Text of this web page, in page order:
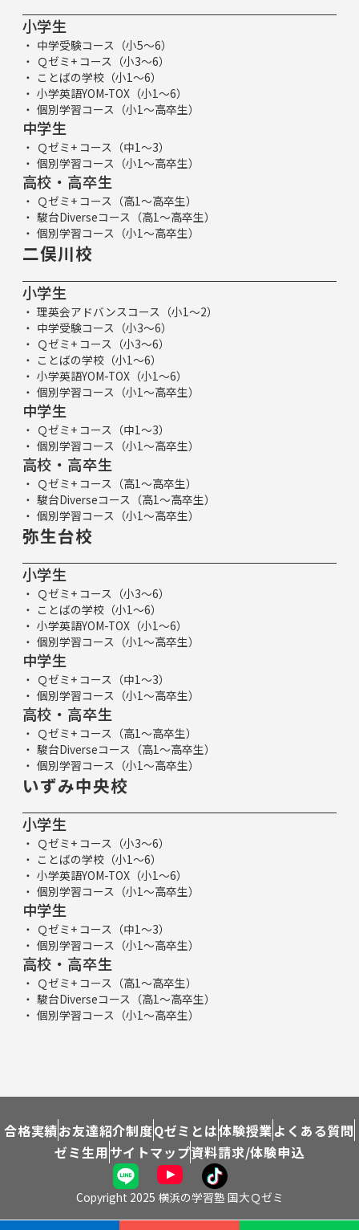
小学生
中学受験コース（小5～6）
Ｑゼミ+ コース（小3～6）
ことばの学校（小1～6）
小学英語YOM-TOX（小1～6）
個別学習コース（小1～高卒生）
中学生
Ｑゼミ+ コース（中1～3）
個別学習コース（小1～高卒生）
高校・高卒生
Ｑゼミ+ コース（高1～高卒生）
駿台Diverseコース（高1～高卒生）
個別学習コース（小1～高卒生）
二俣川校
小学生
理英会アドバンスコース（小1～2）
中学受験コース（小3～6）
Ｑゼミ+ コース（小3～6）
ことばの学校（小1～6）
小学英語YOM-TOX（小1～6）
個別学習コース（小1～高卒生）
中学生
Ｑゼミ+ コース（中1～3）
個別学習コース（小1～高卒生）
高校・高卒生
Ｑゼミ+ コース（高1～高卒生）
駿台Diverseコース（高1～高卒生）
個別学習コース（小1～高卒生）
弥生台校
小学生
Ｑゼミ+ コース（小3～6）
ことばの学校（小1～6）
小学英語YOM-TOX（小1～6）
個別学習コース（小1～高卒生）
中学生
Ｑゼミ+ コース（中1～3）
個別学習コース（小1～高卒生）
高校・高卒生
Ｑゼミ+ コース（高1～高卒生）
駿台Diverseコース（高1～高卒生）
個別学習コース（小1～高卒生）
いずみ中央校
小学生
Ｑゼミ+ コース（小3～6）
ことばの学校（小1～6）
小学英語YOM-TOX（小1～6）
個別学習コース（小1～高卒生）
中学生
Ｑゼミ+ コース（中1～3）
個別学習コース（小1～高卒生）
高校・高卒生
Ｑゼミ+ コース（高1～高卒生）
駿台Diverseコース（高1～高卒生）
個別学習コース（小1～高卒生）
合格実績お友達紹介制度Qゼミとは体験授業よくある質問
ゼミ生用サイトマップ資料請求/体験申込
Copyright 2025 横浜の学習塾 国大Ｑゼミ